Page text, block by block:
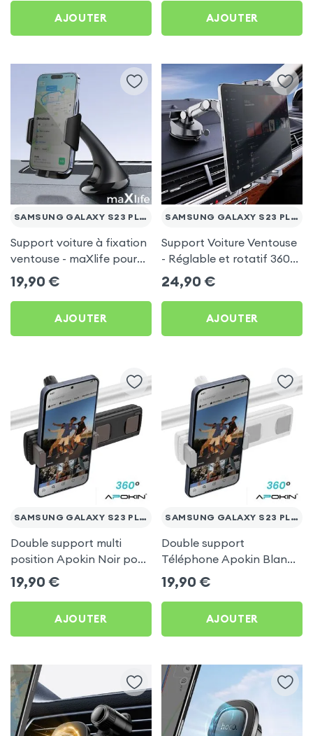
AJOUTER AJOUTER
SAMSUNG GALAXY S23 PLUS
Support voiture à fixation
ventouse - maXlife pour
Samsung Galaxy S23 Plus
19,90 €
AJOUTER
SAMSUNG GALAXY S23 PLUS
Support Voiture Ventouse
- Réglable et rotatif 360°
pour Samsung Galaxy S23
Plus
24,90 €
AJOUTER
SAMSUNG GALAXY S23 PLUS
Double support multi
position Apokin Noir pour
Samsung Galaxy S23 Plus
19,90 €
AJOUTER
SAMSUNG GALAXY S23 PLUS
Double support
Téléphone Apokin Blanc
pour Tiktok, Insta,
Snapchat, Youtube, Vlog
et Twitch
19,90 €
AJOUTER